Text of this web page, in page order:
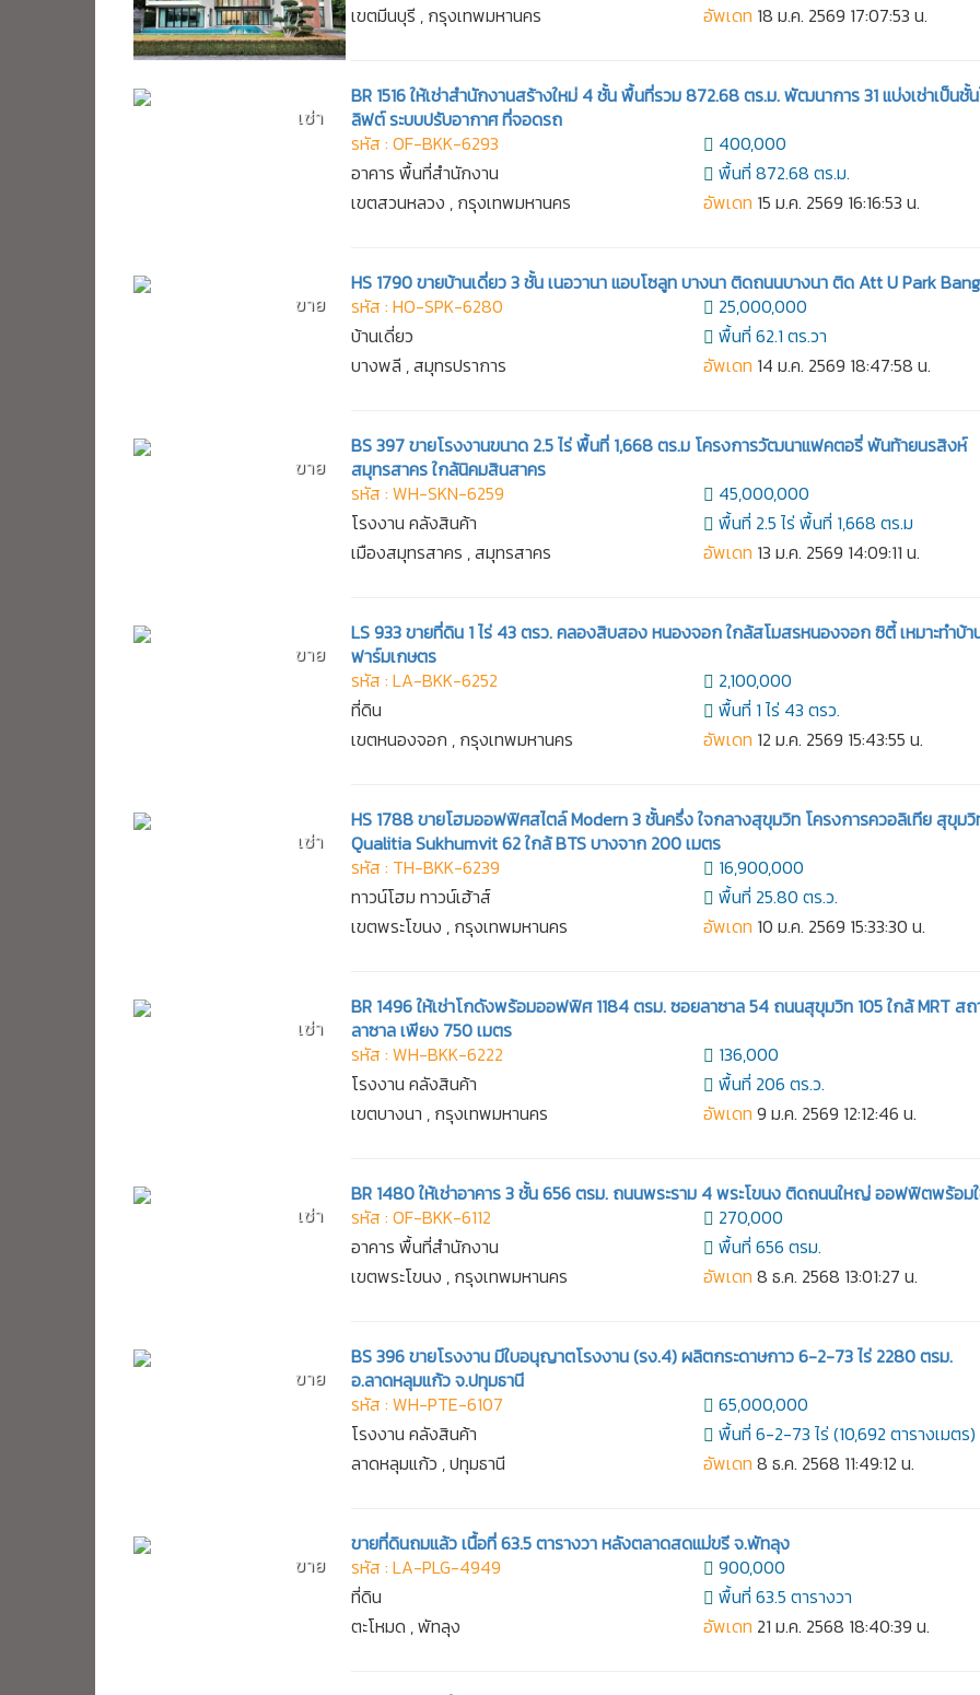
เขตมีนบุรี , กรุงเทพมหานคร
อัพเดท 18 ม.ค. 2569 17:07:53 น.
เช่า
BR 1516 ให้เช่าสำนักงานสร้างใหม่ 4 ชั้น พื้นที่รวม 872.68 ตร.ม. พัฒนาการ 31 แบ่งเช่าเป็นชั้
ลิฟต์ ระบบปรับอากาศ ที่จอดรถ
รหัส : OF-BKK-6293
อาคาร พื้นที่สำนักงาน
เขตสวนหลวง , กรุงเทพมหานคร
400,000
พื้นที่ 872.68 ตร.ม.
อัพเดท 15 ม.ค. 2569 16:16:53 น.
ขาย
HS 1790 ขายบ้านเดี่ยว 3 ชั้น เนอวานา แอบโซลูท บางนา ติดถนนบางนา ติด Att U Park
รหัส : HO-SPK-6280
บ้านเดี่ยว
บางพลี , สมุทรปราการ
25,000,000
พื้นที่ 62.1 ตร.วา
อัพเดท 14 ม.ค. 2569 18:47:58 น.
ขาย
BS 397 ขายโรงงานขนาด 2.5 ไร่ พื้นที่ 1,668 ตร.ม โครงการวัฒนาแฟคตอรี่ พันท้ายนรสิงห์
สมุทรสาคร ใกล้นิคมสินสาคร
รหัส : WH-SKN-6259
โรงงาน คลังสินค้า
เมืองสมุทรสาคร , สมุทรสาคร
45,000,000
พื้นที่ 2.5 ไร่ พื้นที่ 1,668 ตร.ม
อัพเดท 13 ม.ค. 2569 14:09:11 น.
ขาย
LS 933 ขายที่ดิน 1 ไร่ 43 ตรว. คลองสิบสอง หนองจอก ใกล้สโมสรหนองจอก ซิตี้ เหมาะทำบ้
ฟาร์มเกษตร
รหัส : LA-BKK-6252
ที่ดิน
เขตหนองจอก , กรุงเทพมหานคร
2,100,000
พื้นที่ 1 ไร่ 43 ตรว.
อัพเดท 12 ม.ค. 2569 15:43:55 น.
เช่า
HS 1788 ขายโฮมออฟฟิศสไตล์ Modern 3 ชั้นครึ่ง ใจกลางสุขุมวิท โครงการควอลิเทีย สุขุม
Qualitia Sukhumvit 62 ใกล้ BTS บางจาก 200 เมตร
รหัส : TH-BKK-6239
ทาวน์โฮม ทาวน์เฮ้าส์
เขตพระโขนง , กรุงเทพมหานคร
16,900,000
พื้นที่ 25.80 ตร.ว.
อัพเดท 10 ม.ค. 2569 15:33:30 น.
เช่า
BR 1496 ให้เช่าโกดังพร้อมออฟฟิศ 1184 ตรม. ซอยลาซาล 54 ถนนสุขุมวิท 105 ใกล้ MRT ส
ลาซาล เพียง 750 เมตร
รหัส : WH-BKK-6222
โรงงาน คลังสินค้า
เขตบางนา , กรุงเทพมหานคร
136,000
พื้นที่ 206 ตร.ว.
อัพเดท 9 ม.ค. 2569 12:12:46 น.
เช่า
BR 1480 ให้เช่าอาคาร 3 ชั้น 656 ตรม. ถนนพระราม 4 พระโขนง ติดถนนใหญ่ ออฟฟิตพร้อม
รหัส : OF-BKK-6112
อาคาร พื้นที่สำนักงาน
เขตพระโขนง , กรุงเทพมหานคร
270,000
พื้นที่ 656 ตรม.
อัพเดท 8 ธ.ค. 2568 13:01:27 น.
ขาย
BS 396 ขายโรงงาน มีใบอนุญาตโรงงาน (รง.4) ผลิตกระดาษกาว 6-2-73 ไร่ 2280 ตรม.
อ.ลาดหลุมแก้ว จ.ปทุมธานี
รหัส : WH-PTE-6107
โรงงาน คลังสินค้า
ลาดหลุมแก้ว , ปทุมธานี
65,000,000
พื้นที่ 6-2-73 ไร่ (10,692 ตารางเมตร)
อัพเดท 8 ธ.ค. 2568 11:49:12 น.
ขาย
ขายที่ดินถมแล้ว เนื้อที่ 63.5 ตารางวา หลังตลาดสดแม่ขรี จ.พัทลุง
รหัส : LA-PLG-4949
ที่ดิน
ตะโหมด , พัทลุง
900,000
พื้นที่ 63.5 ตารางวา
อัพเดท 21 ม.ค. 2568 18:40:39 น.